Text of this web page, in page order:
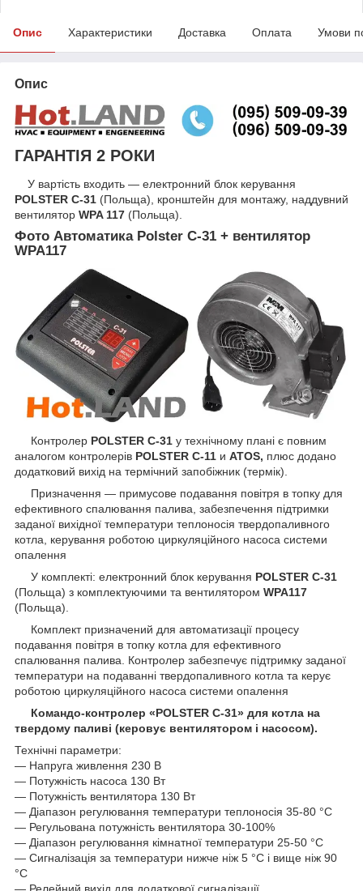
Опис Характеристики Доставка Оплата Умови
Опис
ГАРАНТІЯ 2 РОКИ
У вартість входить — електронний блок керування
POLSTER C-31 (Польща), кронштейн для монтажу, наддувний
вентилятор WPA 117 (Польща).
Фото Автоматика Polster C-31 + вентилятор
WPA117
Контролер POLSTER C-31 у технічному плані є повним
аналогом контролерів POLSTER C-11 и ATOS, плюс додано
додатковий вихід на термічний запобіжник (термік).
Призначення — примусове подавання повітря в топку для
ефективного спалювання палива, забезпечення підтримки
заданої вихідної температури теплоносія твердопаливного
котла, керування роботою циркуляційного насоса системи
опалення
У комплекті: електронний блок керування POLSTER C-31
(Польща) з комплектуючими та вентилятором WPA117
(Польща).
Комплект призначений для автоматизації процесу
подавання повітря в топку котла для ефективного
спалювання палива. Контролер забезпечує підтримку заданої
температури на подаванні твердопаливного котла та керує
роботою циркуляційного насоса системи опалення
Командо-контролер «POLSTER C-31» для котла на
твердому паливі (керовує вентилятором і насосом).
Технічні параметри:
― Напруга живлення 230 В
― Потужність насоса 130 Вт
― Потужність вентилятора 130 Вт
― Діапазон регулювання температури теплоносія 35-80 °C
― Регульована потужність вентилятора 30-100%
― Діапазон регулювання кімнатної температури 25-50 °C
― Сигналізація за температури нижче ніж 5 °C і вище ніж 90
°C